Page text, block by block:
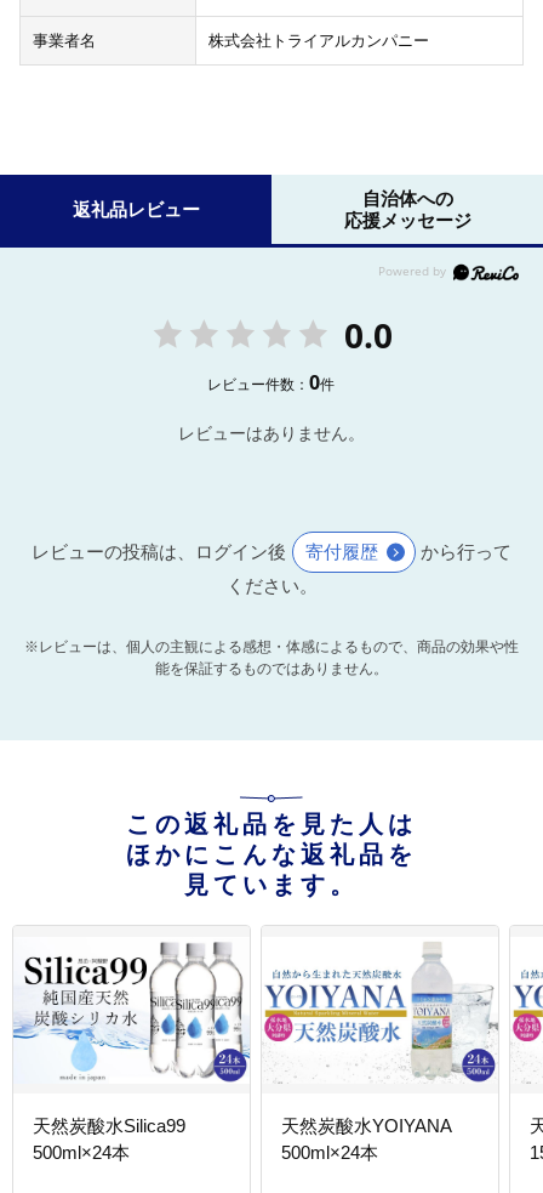
事業者名 株式会社トライアルカンパニー
返礼品レビュー
自治体への
応援メッセージ
0.0
レビュー件数：0件
レビューはありません。
レビューの投稿は、ログイン後 寄付履歴
から行って
ください。
※レビューは、個人の主観による感想・体感によるもので、商品の効果や性
能を保証するものではありません。
この返礼品を見た人は
ほかにこんな返礼品を
見ています。
天然炭酸水Silica99
500ml×24本
天然炭酸水YOIYANA
500ml×24本